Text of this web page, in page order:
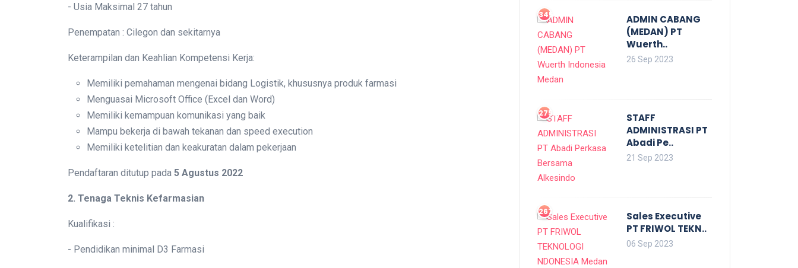
- Usia Maksimal 27 tahun
Penempatan : Cilegon dan sekitarnya
Keterampilan dan Keahlian Kompetensi Kerja:
Memiliki pemahaman mengenai bidang Logistik, khususnya produk farmasi
Menguasai Microsoft Office (Excel dan Word)
Memiliki kemampuan komunikasi yang baik
Mampu bekerja di bawah tekanan dan speed execution
Memiliki ketelitian dan keakuratan dalam pekerjaan
Pendaftaran ditutup pada 5 Agustus 2022
2. Tenaga Teknis Kefarmasian
Kualifikasi :
- Pendidikan minimal D3 Farmasi
3453
ADMIN CABANG
(MEDAN) PT
Wuerth..
26 Sep 2023
2752
STAFF
ADMINISTRASI PT
Abadi Pe..
21 Sep 2023
2679
Sales Executive
PT FRIWOL TEKN..
06 Sep 2023